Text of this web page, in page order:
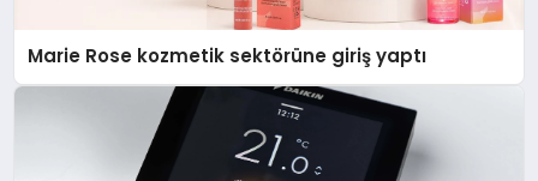
Marie Rose kozmetik sektörüne giriş yaptı